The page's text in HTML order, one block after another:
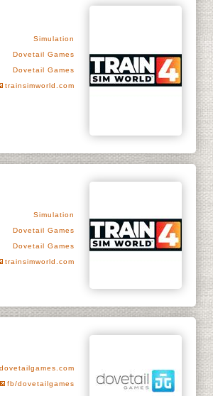
Simulation
Dovetail Games
Dovetail Games
trainsimworld.com
Simulation
Dovetail Games
Dovetail Games
trainsimworld.com
dovetailgames.com
fb/dovetailgames